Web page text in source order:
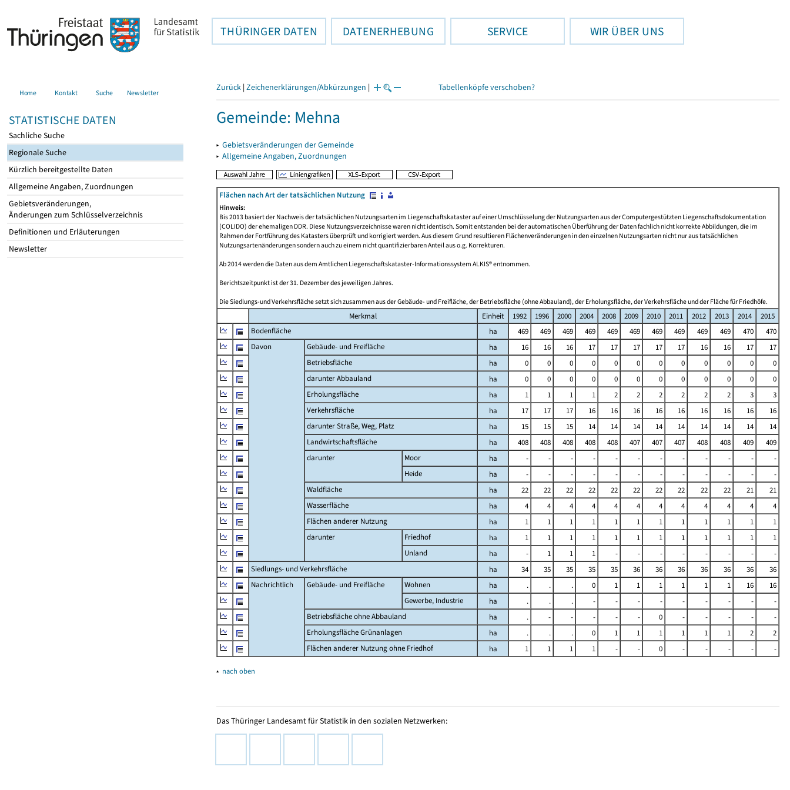
THÜRINGER DATEN DATENERHEBUNG SERVICE WIR ÜBER UNS
Home Kontakt Suche Newsletter
STATISTISCHE DATEN
Sachliche Suche
Regionale Suche
Kürzlich bereitgestellte Daten
Allgemeine Angaben, Zuordnungen
Gebietsveränderungen,
Änderungen zum Schlüsselverzeichnis
Definitionen und Erläuterungen
Newsletter
Zurück | Zeichenerklärungen/Abkürzungen | Tabellenköpfe verschoben?
Gemeinde: Mehna
▸ Gebietsveränderungen der Gemeinde
▸ Allgemeine Angaben, Zuordnungen
Flächen nach Art der tatsächlichen Nutzung
Hinweis:
Bis 2013 basiert der Nachweis der tatsächlichen Nutzungsarten im Liegenschaftskataster auf einer Umschlüsselung der Nutzungsarten aus der Computergestützten Liegenschaftsdokumentation
(COLIDO) der ehemaligen DDR. Diese Nutzungsverzeichnisse waren nicht identisch. Somit entstanden bei der automatischen Überführung der Daten fachlich nicht korrekte Abbildungen, die im
Rahmen der Fortführung des Katasters überprüft und korrigiert werden. Aus diesem Grund resultieren Flächenveränderungen in den einzelnen Nutzungsarten nicht nur aus tatsächlichen
Nutzungsartenänderungen sondern auch zu einem nicht quantifizierbaren Anteil aus o.g. Korrekturen.
Ab 2014 werden die Daten aus dem Amtlichen Liegenschaftskataster-Informationssystem ALKIS® entnommen.
Berichtszeitpunkt ist der 31. Dezember des jeweiligen Jahres.
Die Siedlungs-und Verkehrsfläche setzt sich zusammen aus der Gebäude- und Freifläche, der Betriebsfläche (ohne Abbauland), der Erholungsfläche, der Verkehrsfläche und der Fläche für Friedhöfe.
Merkmal Einheit 1992 1996 2000 2004 2008 2009 2010 2011 2012 2013 2014
2015
Bodenfläche
ha 469 469 469 469 469 469 469 469 469 469 470
470
Davon
Gebäude- und Freifläche ha 16 16 16 17 17 17 17 17 16 16 17
17
Betriebsfläche
ha 0 0 0 0 0 0 0 0 0 0 0
0
darunter Abbauland
ha 0 0 0 0 0 0 0 0 0 0 0
0
Erholungsfläche
ha 1 1 1 1 2 2 2 2 2 2 3
3
Verkehrsfläche
ha 17 17 17 16 16 16 16 16 16 16 16
16
darunter Straße, Weg, Platz
ha 15 15 15 14 14 14 14 14 14 14 14
14
Landwirtschaftsfläche
ha 408 408 408 408 408 407 407 407 408 408 409
409
darunter
Moor ha - - - - - - - - - - -
-
Heide
ha - - - - - - - - - - -
-
Waldfläche
ha 22 22 22 22 22 22 22 22 22 22 21
21
Wasserfläche
ha 4 4 4 4 4 4 4 4 4 4 4
4
Flächen anderer Nutzung
ha 1 1 1 1 1 1 1 1 1 1 1
1
darunter
Friedhof ha 1 1 1 1 1 1 1 1 1 1 1
1
Unland
ha - 1 1 1 - - - - - - -
-
Siedlungs- und Verkehrsfläche
ha 34 35 35 35 35 36 36 36 36 36 36
36
Nachrichtlich
Gebäude- und Freifläche Wohnen ha . . . 0 1 1 1 1 1 1 16
16
Gewerbe, Industrie
ha . . . - - - - - - - -
-
Betriebsfläche ohne Abbauland
ha . - - - - - 0 - - - -
-
Erholungsfläche Grünanlagen
ha . . . 0 1 1 1 1 1 1 2
2
Flächen anderer Nutzung ohne Friedhof
ha 1 1 1 1 - - 0 - - - - -
▴ nach oben
Das Thüringer Landesamt für Statistik in den sozialen Netzwerken: